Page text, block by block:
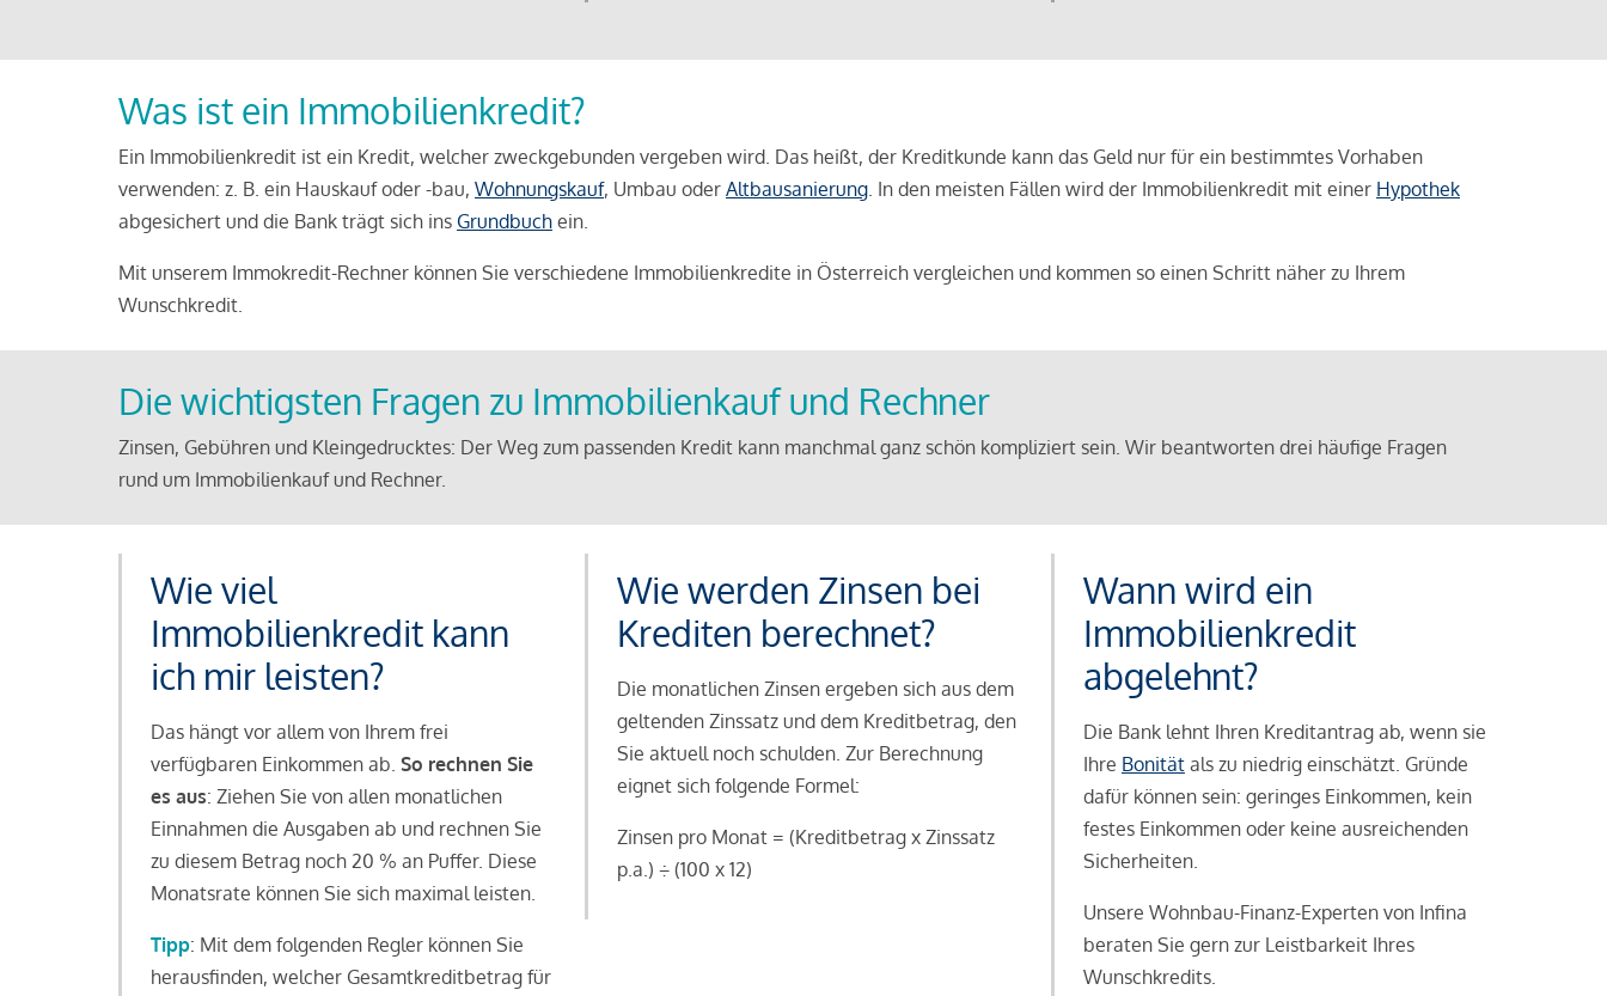
Was ist ein Immobilienkredit?
Ein Immobilienkredit ist ein Kredit, welcher zweckgebunden vergeben wird. Das heißt, der Kreditkunde kann das Geld nur für ein bestimmtes Vorhaben
verwenden: z. B. ein Hauskauf oder -bau, Wohnungskauf, Umbau oder Altbausanierung. In den meisten Fällen wird der Immobilienkredit mit einer Hypothek
abgesichert und die Bank trägt sich ins Grundbuch ein.
Mit unserem Immokredit-Rechner können Sie verschiedene Immobilienkredite in Österreich vergleichen und kommen so einen Schritt näher zu Ihrem
Wunschkredit.
Die wichtigsten Fragen zu Immobilienkauf und Rechner
Zinsen, Gebühren und Kleingedrucktes: Der Weg zum passenden Kredit kann manchmal ganz schön kompliziert sein. Wir beantworten drei häufige Fragen
rund um Immobilienkauf und Rechner.
Wie viel
Immobilienkredit kann
ich mir leisten?
Das hängt vor allem von Ihrem frei
verfügbaren Einkommen ab. So rechnen Sie
es aus: Ziehen Sie von allen monatlichen
Einnahmen die Ausgaben ab und rechnen Sie
zu diesem Betrag noch 20 % an Puffer. Diese
Monatsrate können Sie sich maximal leisten.
Tipp: Mit dem folgenden Regler können Sie
herausfinden, welcher Gesamtkreditbetrag für
Wie werden Zinsen bei
Krediten berechnet?
Die monatlichen Zinsen ergeben sich aus dem
geltenden Zinssatz und dem Kreditbetrag, den
Sie aktuell noch schulden. Zur Berechnung
eignet sich folgende Formel:
Zinsen pro Monat = (Kreditbetrag x Zinssatz
p.a.) ÷ (100 x 12)
Wann wird ein
Immobilienkredit
abgelehnt?
Die Bank lehnt Ihren Kreditantrag ab, wenn sie
Ihre Bonitätals zu niedrig einschätzt. Gründe
dafür können sein: geringes Einkommen, kein
festes Einkommen oder keine ausreichenden
Sicherheiten.
Unsere Wohnbau-Finanz-Experten von Infina
beraten Sie gern zur Leistbarkeit Ihres
Wunschkredits.